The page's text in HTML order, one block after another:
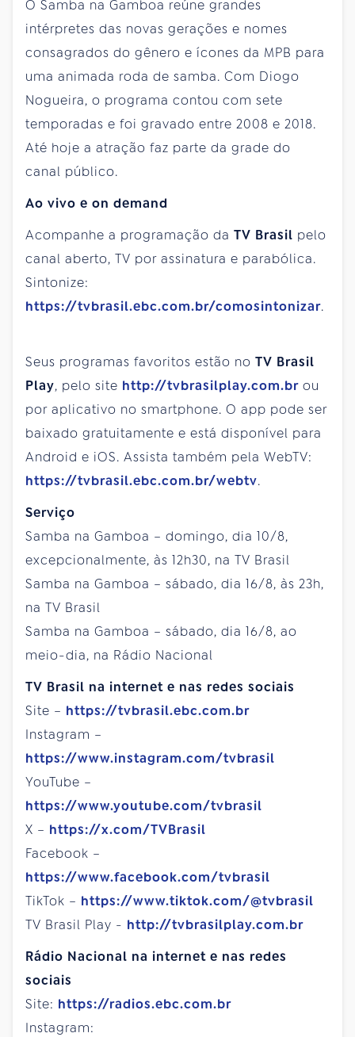
O Samba na Gamboa reúne grandes
intérpretes das novas gerações e nomes
consagrados do gênero e ícones da MPB para
uma animada roda de samba. Com Diogo
Nogueira, o programa contou com sete
temporadas e foi gravado entre 2008 e 2018.
Até hoje a atração faz parte da grade do
canal público.
Ao vivo e on demand
Acompanhe a programação da TV Brasil pelo
canal aberto, TV por assinatura e parabólica.
Sintonize:
https://tvbrasil.ebc.com.br/comosintonizar.
Seus programas favoritos estão no TV Brasil
Play, pelo site http://tvbrasilplay.com.br ou
por aplicativo no smartphone. O app pode ser
baixado gratuitamente e está disponível para
Android e iOS. Assista também pela WebTV:
https://tvbrasil.ebc.com.br/webtv.
Serviço
Samba na Gamboa – domingo, dia 10/8,
excepcionalmente, às 12h30, na TV Brasil
Samba na Gamboa – sábado, dia 16/8, às 23h,
na TV Brasil
Samba na Gamboa – sábado, dia 16/8, ao
meio-dia, na Rádio Nacional
TV Brasil na internet e nas redes sociais
Site – https://tvbrasil.ebc.com.br
Instagram –
https://www.instagram.com/tvbrasil
YouTube –
https://www.youtube.com/tvbrasil
X – https://x.com/TVBrasil
Facebook –
https://www.facebook.com/tvbrasil
TikTok – https://www.tiktok.com/@tvbrasil
TV Brasil Play - http://tvbrasilplay.com.br
Rádio Nacional na internet e nas redes
sociais
Site: https://radios.ebc.com.br
Instagram: